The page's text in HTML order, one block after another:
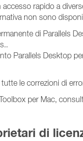
accesso rapido a
non sono
di Parallels
Parallels Desktop
le correzioni di
per Mac,
di